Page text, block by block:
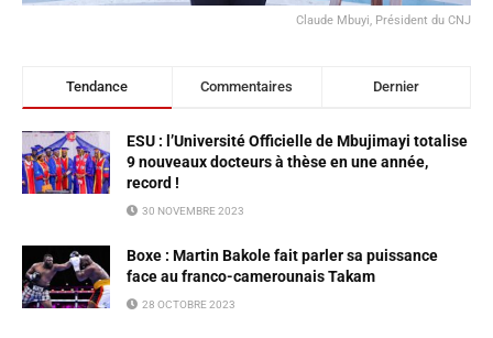
Claude Mbuyi, Président du CNJ
Tendance Commentaires Dernier
ESU : l’Université Officielle de Mbujimayi totalise
9 nouveaux docteurs à thèse en une année,
record !
30 NOVEMBRE 2023
Boxe : Martin Bakole fait parler sa puissance
face au franco-camerounais Takam
28 OCTOBRE 2023